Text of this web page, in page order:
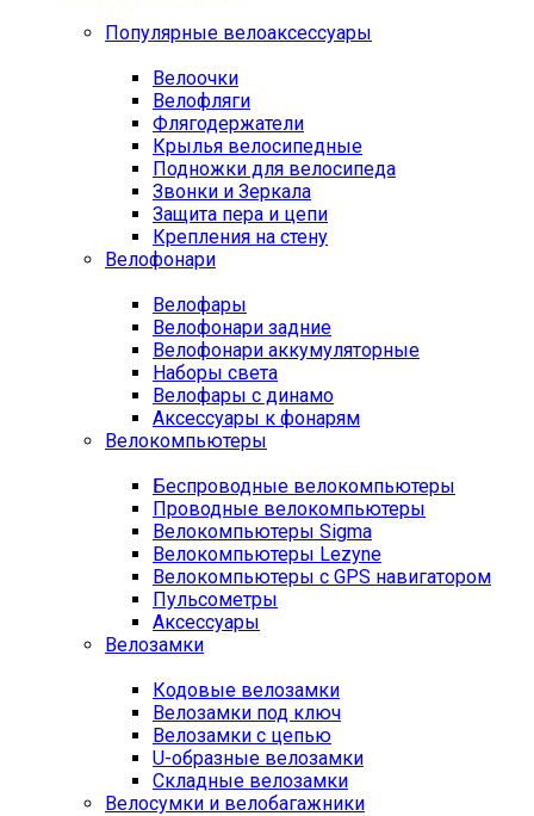
Популярные велоаксессуары
Велоочки
Велофляги
Флягодержатели
Крылья велосипедные
Подножки для велосипеда
Звонки и Зеркала
Защита пера и цепи
Крепления на стену
Велофонари
Велофары
Велофонари задние
Велофонари аккумуляторные
Наборы света
Велофары с динамо
Аксессуары к фонарям
Велокомпьютеры
Беспроводные велокомпьютеры
Проводные велокомпьютеры
Велокомпьютеры Sigma
Велокомпьютеры Lezyne
Велокомпьютеры с GPS навигатором
Пульсометры
Аксессуары
Велозамки
Кодовые велозамки
Велозамки под ключ
Велозамки с цепью
U-образные велозамки
Складные велозамки
Велосумки и велобагажники